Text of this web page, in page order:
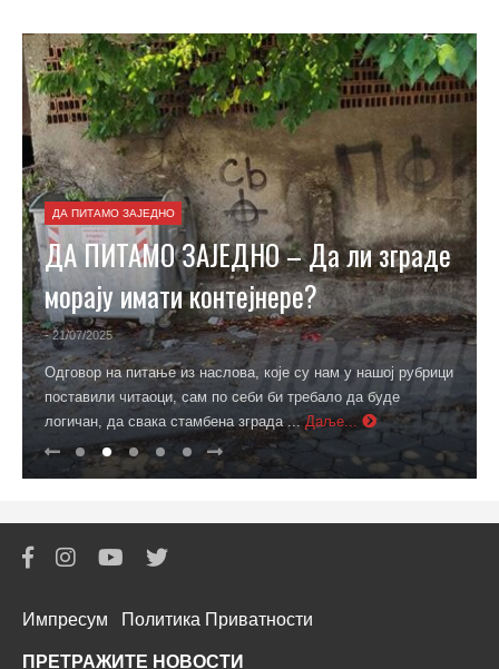
ДА ПИТАМО ЗАЈЕДНО
ДА ПИТАМО ЗАЈЕДНО – Да ли зграде
морају имати контејнере?
- 21/07/2025
Одговор на питање из наслова, које су нам у нашој рубрици
поставили читаоци, сам по себи би требало да буде
логичан, да свака стамбена зграда ... Даље...
Импресум Политика Приватности
ПРЕТРАЖИТЕ НОВОСТИ